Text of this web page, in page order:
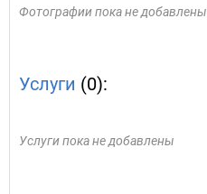
Фотографии пока не добавлены
Услуги (0):
Услуги пока не добавлены